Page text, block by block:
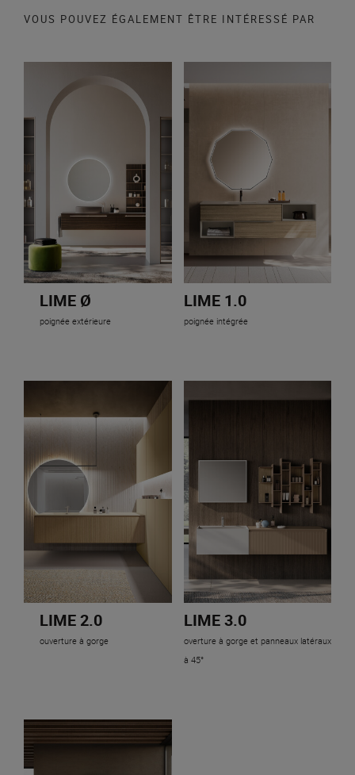
VOUS POUVEZ ÉGALEMENT ÊTRE INTÉRESSÉ PAR
LIME Ø
poignée extérieure
LIME 1.0
poignée intégrée
LIME 2.0
ouverture à gorge
LIME 3.0
overture à gorge et panneaux latéraux
à 45°